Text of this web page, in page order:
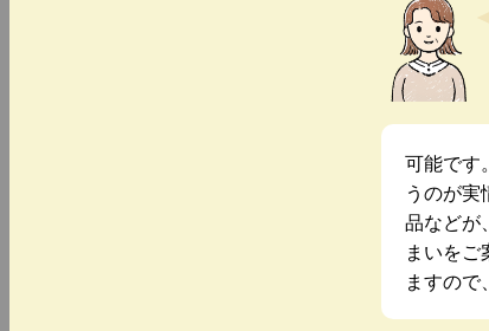
可能です
うのが
品などが
まいを
ますので